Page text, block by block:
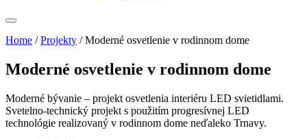
Home /Projekty /Moderné osvetlenie v rodinnom dome
Moderné osvetlenie v rodinnom dome
Moderné bývanie – projekt osvetlenia interiéru LED svietidlami.
Svetelno-technický projekt s použitím progresívnej LED
technológie realizovaný v rodinnom dome neďaleko Trnavy.